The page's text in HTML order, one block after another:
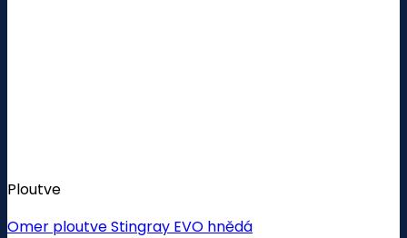
Ploutve
Omer ploutve Stingray EVO hnědá